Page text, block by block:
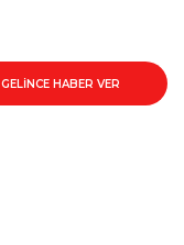
GELİNCE HABER VER